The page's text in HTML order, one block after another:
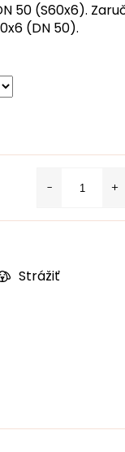
50 (S60x6).
(DN 50).
Strážiť